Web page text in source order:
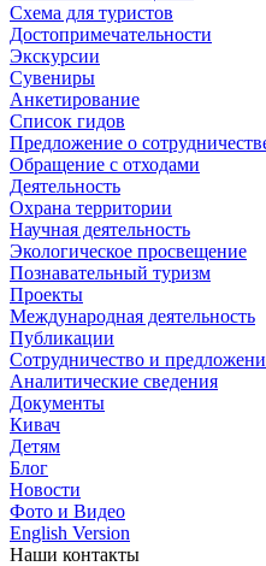
Схема для туристов
Достопримечательности
Экскурсии
Сувениры
Анкетирование
Список гидов
Предложение о
Обращение с отходами
Деятельность
Охрана территории
Научная деятельность
Экологическое просвещение
Познавательный туризм
Проекты
Международная деятельность
Публикации
Сотрудничество и
Аналитические сведения
Документы
Кивач
Детям
Блог
Новости
Фото и Видео
English Version
Наши контакты